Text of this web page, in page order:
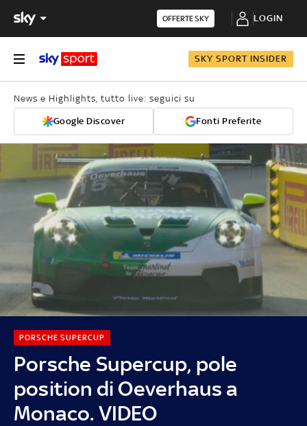
OFFERTE SKY LOGIN
SKY SPORT INSIDER
News e Highlights, tutto live: seguici su
Google Discover Fonti Preferite
Porsche Supercup, pole
position di Oeverhaus a
Monaco. VIDEO
PORSCHE SUPERCUP